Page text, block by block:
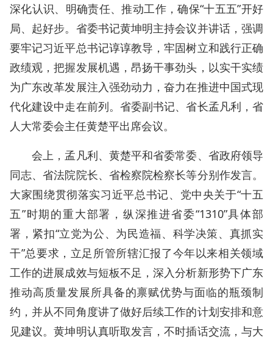
深化认识、明确责任、推动工作，确保“十五五”开好
局、起好步。省委书记黄坤明主持会议并讲话，强调
要牢记习近平总书记谆谆教导，牢固树立和践行正确
政绩观，把握发展机遇，昂扬干事劲头，以实干实绩
为广东改革发展注入强劲动力，奋力在推进中国式现
代化建设中走在前列。省委副书记、省长孟凡利，省
人大常委会主任黄楚平出席会议。
会上，孟凡利、黄楚平和省委常委、省政府领导
同志、省法院院长、省检察院检察长等分别作发言。
大家围绕贯彻落实习近平总书记、党中央关于“十五
五”时期的重大部署，纵深推进省委“1310”具体部
署，紧扣“立党为公、为民造福、科学决策、真抓实
干”总要求，立足所管所辖汇报了今年以来相关领域
工作的进展成效与短板不足，深入分析新形势下广东
推动高质量发展所具备的禀赋优势与面临的瓶颈制
约，并从不同角度讲了做好后续工作的计划安排和意
见建议。黄坤明认真听取发言，不时插话交流，与大